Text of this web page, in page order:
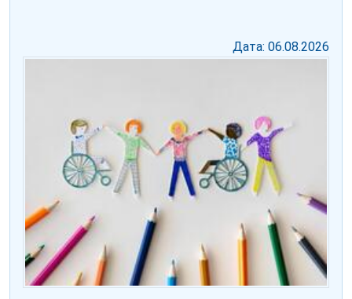
Дата: 06.08.2026